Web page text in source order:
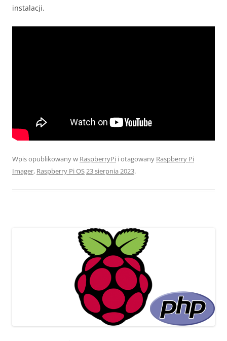
instalacji.
Wpis opublikowany w RaspberryPi i otagowany Raspberry Pi
Imager, Raspberry Pi OS23 sierpnia 2023.